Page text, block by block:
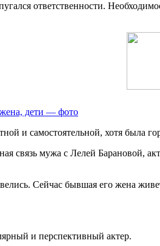
ответственности.
дети — фото
и самостоятельной, хотя
связь мужа с Лелей Барановой,
Сейчас бывшая его жена
и перспективный актер.